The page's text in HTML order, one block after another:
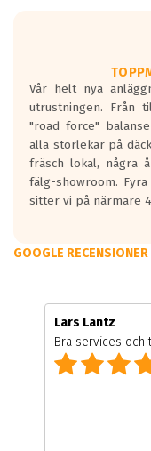
Vår helt nya
utrustningen. Från
"road force"
alla storlekar på
fräsch lokal, några
fälg-showroom.
sitter vi på närmare
GOOGLE RECENSIONER
Lars Lantz
Bra services och